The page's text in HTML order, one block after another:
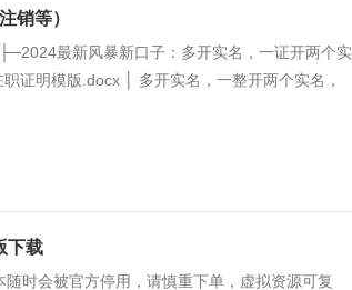
销等）
最新风暴新口子：多开实名，一证开两个实
证明模版.docx │ 多开实名，一整开两个实名，
下载
时会被官方停用，请慎重下单，虚拟资源可复